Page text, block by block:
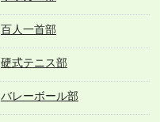
百人一首部
硬式テニス部
バレーボール部